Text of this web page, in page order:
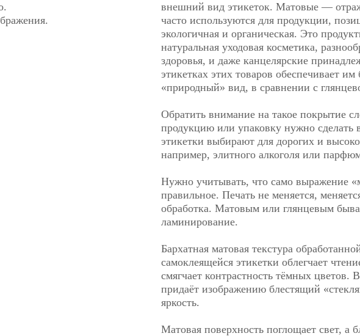
внешний вид этикеток. Матовые —
часто используются для продукции,
экологичная и органическая. Это
натуральная уходовая косметика,
здоровья, и даже канцелярские
этикетках этих товаров обеспечивает
«природный» вид, в сравнении с
Обратить внимание на такое покрытие
продукцию или упаковку нужно сделать
этикетки выбирают для дорогих и
например, элитного алкоголя или
Нужно учитывать, что само выражение
правильное. Печать не меняется,
обработка. Матовым или глянцевым
ламинирование.
Бархатная матовая текстура
самоклеящейся этикетки облегчает
смягчает контрастность тёмных цветов.
придаёт изображению блестящий
яркость.
Матовая поверхность поглощает свет, а